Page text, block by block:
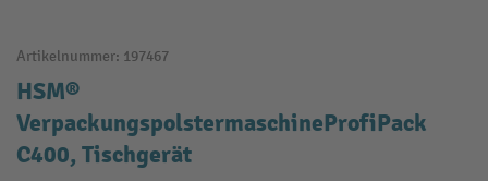
Artikelnummer: 197467
HSM®
VerpackungspolstermaschineProfiPack
C400, Tischgerät